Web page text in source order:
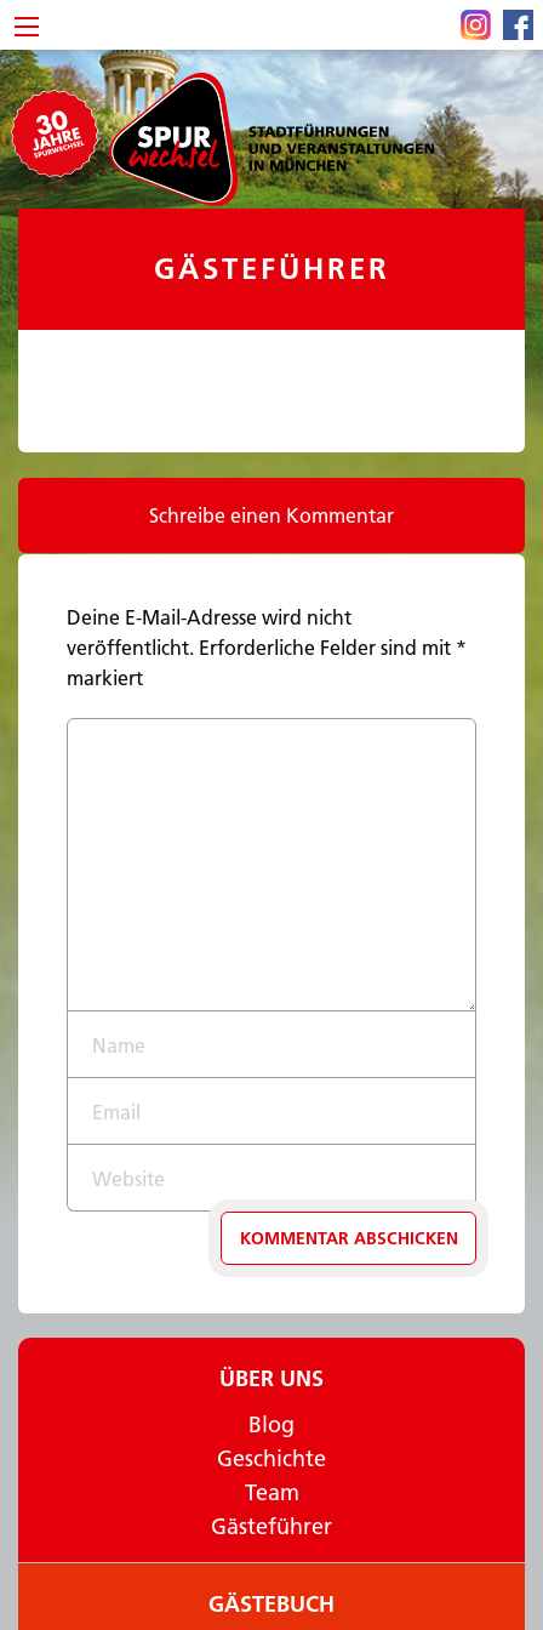
GÄSTEFÜHRER
Schreibe einen Kommentar
Deine E-Mail-Adresse wird nicht
veröffentlicht. Erforderliche Felder sind mit *
markiert
ÜBER UNS
Blog
Geschichte
Team
Gästeführer
GÄSTEBUCH